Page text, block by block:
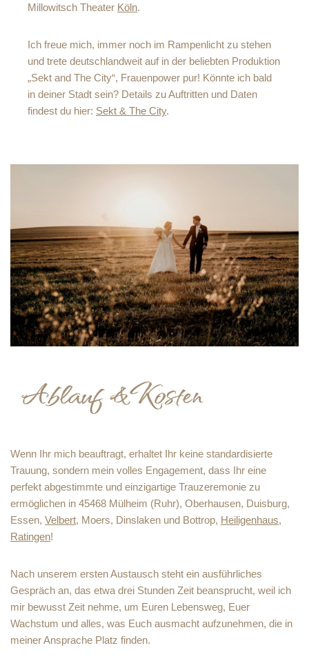
Millowitsch Theater Köln.
Ich freue mich, immer noch im Rampenlicht zu stehen
und trete deutschlandweit auf in der beliebten Produktion
„Sekt and The City“, Frauenpower pur! Könnte ich bald
in deiner Stadt sein? Details zu Auftritten und Daten
findest du hier: Sekt & The City.
Wenn Ihr mich beauftragt, erhaltet Ihr keine standardisierte
Trauung, sondern mein volles Engagement, dass Ihr eine
perfekt abgestimmte und einzigartige Trauzeremonie zu
ermöglichen in 45468 Mülheim (Ruhr), Oberhausen, Duisburg,
Essen, Velbert, Moers, Dinslaken und Bottrop, Heiligenhaus,
Ratingen!
Nach unserem ersten Austausch steht ein ausführliches
Gespräch an, das etwa drei Stunden Zeit beansprucht, weil ich
mir bewusst Zeit nehme, um Euren Lebensweg, Euer
Wachstum und alles, was Euch ausmacht aufzunehmen, die in
meiner Ansprache Platz finden.